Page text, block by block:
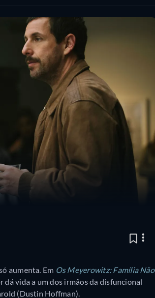
aumenta. Em Os Meyerowitz: Família Não
vida a um dos irmãos da disfuncional
(Dustin Hoffman).